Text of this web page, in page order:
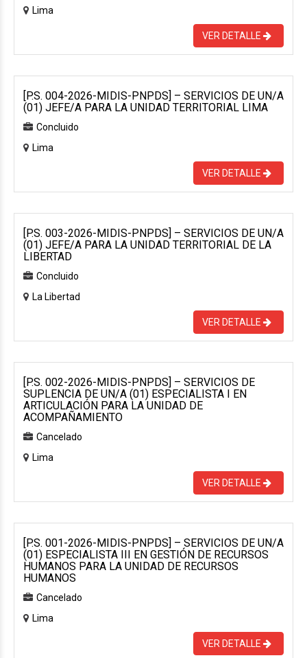
Lima
VER DETALLE
[P.S. 004-2026-MIDIS-PNPDS] – SERVICIOS DE UN/A
(01) JEFE/A PARA LA UNIDAD TERRITORIAL LIMA
Concluido
Lima
VER DETALLE
[P.S. 003-2026-MIDIS-PNPDS] – SERVICIOS DE UN/A
(01) JEFE/A PARA LA UNIDAD TERRITORIAL DE LA
LIBERTAD
Concluido
La Libertad
VER DETALLE
[P.S. 002-2026-MIDIS-PNPDS] – SERVICIOS DE
SUPLENCIA DE UN/A (01) ESPECIALISTA I EN
ARTICULACIÓN PARA LA UNIDAD DE
ACOMPAÑAMIENTO
Cancelado
Lima
VER DETALLE
[P.S. 001-2026-MIDIS-PNPDS] – SERVICIOS DE UN/A
(01) ESPECIALISTA III EN GESTIÓN DE RECURSOS
HUMANOS PARA LA UNIDAD DE RECURSOS
HUMANOS
Cancelado
Lima
VER DETALLE